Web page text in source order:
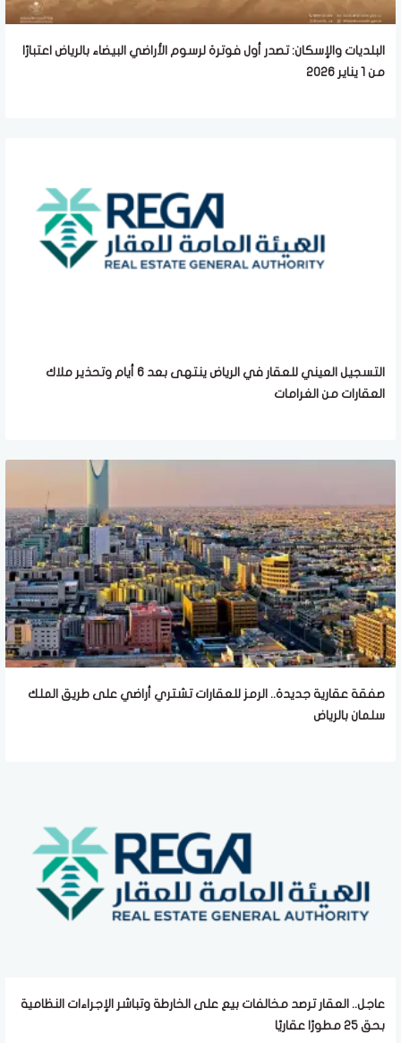
البلديات والإسكان: تصدر أول فوترة لرسوم الأراضي البيضاء بالرياض اعتبارًا
من 1 يناير 2026
التسجيل العيني للعقار في الرياض ينتهى بعد 6 أيام وتحذير ملاك
العقارات من الغرامات
صفقة عقارية جديدة.. الرمز للعقارات تشتري أراضي على طريق الملك
سلمان بالرياض
عاجل.. العقار ترصد مخالفات بيع على الخارطة وتباشر الإجراءات النظامية
بحق 25 مطورًا عقاريًا